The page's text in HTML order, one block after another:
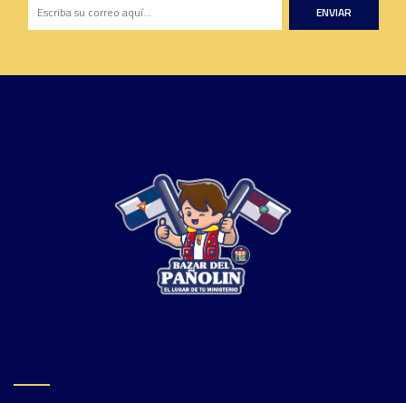
ENVIAR